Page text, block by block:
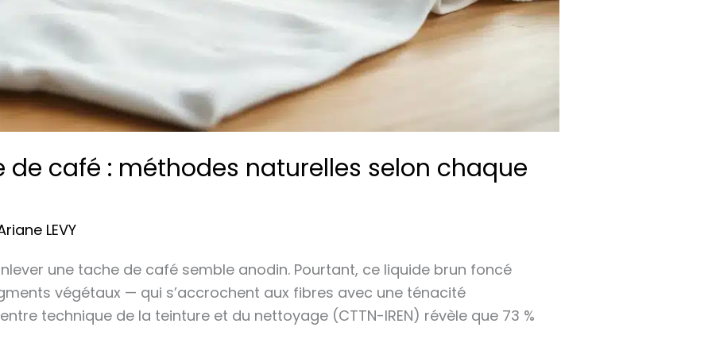
de café : méthodes naturelles selon chaque
LEVY
une tache de café semble anodin. Pourtant, ce liquide brun foncé
végétaux — qui s’accrochent aux fibres avec une ténacité
technique de la teinture et du nettoyage (CTTN-IREN) révèle que 73 %